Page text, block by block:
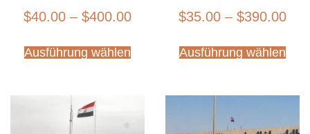
$40.00 – $400.00
Ausführung wählen
$35.00 – $390.00
Ausführung wählen